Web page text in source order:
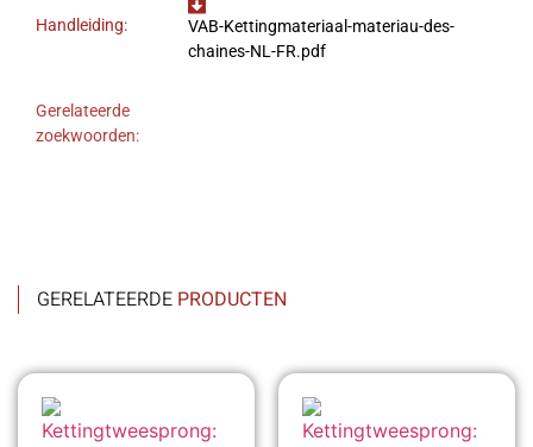
Handleiding:
VAB-Kettingmateriaal-materiau-des-
chaines-NL-FR.pdf
Gerelateerde
zoekwoorden:
GERELATEERDE PRODUCTEN